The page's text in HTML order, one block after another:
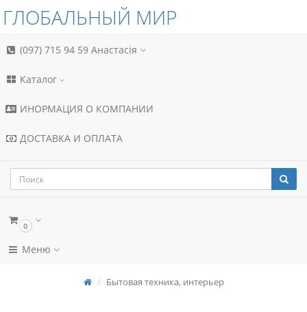
ГЛОБАЛЬНЫЙ МИР
(097) 715 94 59 Анастасія
Каталог
ИНОРМАЦИЯ О КОМПАНИИ
ДОСТАВКА И ОПЛАТА
0
Меню
Бытовая техника, интерьер